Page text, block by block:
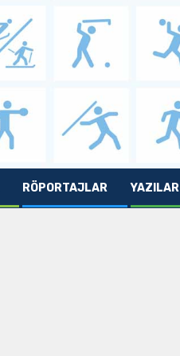
RÖPORTAJLAR YAZILAR